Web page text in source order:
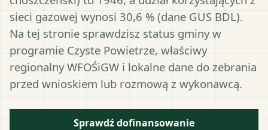
sieci gazowej wynosi 30,6 % (dane GUS BDL).
Na tej stronie sprawdzisz status gminy w
programie Czyste Powietrze, właściwy
regionalny WFOŚiGW i lokalne dane do zebrania
przed wnioskiem lub rozmową z wykonawcą.
Sprawdź dofinansowanie